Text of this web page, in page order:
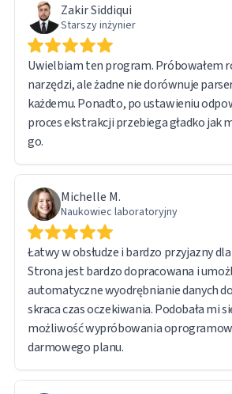
Zakir Siddiqui
Starszy inżynier
Uwielbiam ten program. Próbowałem
narzędzi, ale żadne nie dorównuje
każdemu. Ponadto, po ustawieniu
proces ekstrakcji przebiega gładko jak
go.
Michelle M.
Naukowiec laboratoryjny
Łatwy w obsłudze i bardzo przyjazny
Strona jest bardzo dopracowana i
automatyczne wyodrębnianie danych
skraca czas oczekiwania. Podobała mi
możliwość wypróbowania
darmowego planu.